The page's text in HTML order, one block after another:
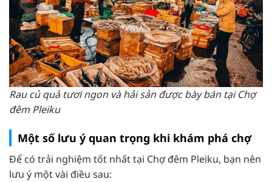
Rau củ quả tươi ngon và hải sản được bày bán tại Chợ
đêm Pleiku
Một số lưu ý quan trọng khi khám phá chợ
Để có trải nghiệm tốt nhất tại Chợ đêm Pleiku, bạn nên
lưu ý một vài điều sau: